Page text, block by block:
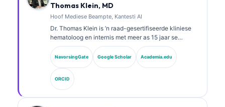
Thomas Klein, MD
Hoof Mediese Beampte, Kantesti AI
Dr. Thomas Klein is ’n raad-gesertifiseerde kliniese
hematoloog en internis met meer as 15 jaar se
ondervinding in laboratoriumgeneeskunde en KI-
ondersteunde kliniese analise. As Hoof Mediese
Beampte by Kantesti AI verskaf hy kliniese toesig oor
die mediese akkuraatheid van die eie neurale
netwerk.
NavorsingGate Google Scholar Academia.edu
ORCID